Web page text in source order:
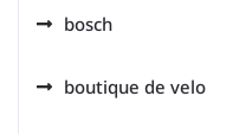
bosch
boutique de velo